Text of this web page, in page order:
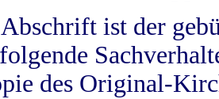
ist der
des Original-